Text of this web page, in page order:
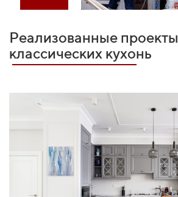
Реализованные проекты
классических кухонь